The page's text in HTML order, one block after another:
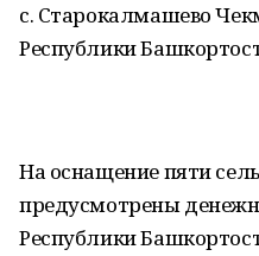
с. Старокалмашево
Республики
На оснащение пяти
предусмотрены
Республики